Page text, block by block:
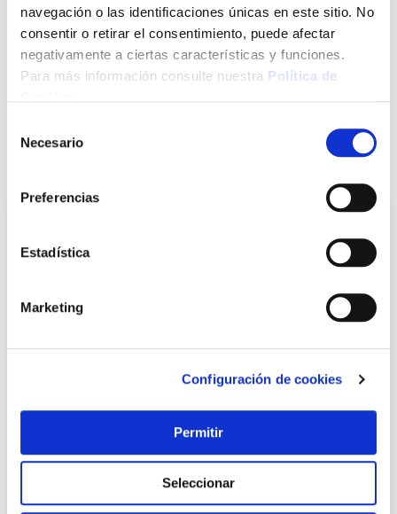
navegación o las identificaciones únicas en este sitio. No
consentir o retirar el consentimiento, puede afectar
negativamente a ciertas características y funciones.
Para más información consulte nuestra Política de
Necesario
Preferencias
Estadística
Marketing
Configuración de cookies
Permitir
Seleccionar
+ INFO
Non
24,95 €